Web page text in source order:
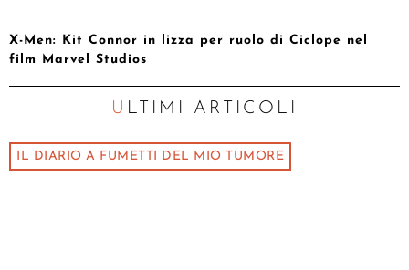
X-Men: Kit Connor in lizza per ruolo di Ciclope nel
film Marvel Studios
ULTIMI ARTICOLI
IL DIARIO A FUMETTI DEL MIO TUMORE